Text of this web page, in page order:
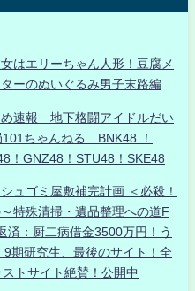
はエリーちゃん人形！豆腐メ
ーのぬいぐるみ男子末路編
速報 地下格闘アイドルだい
ちゃんねる BNK48 ！
！GNZ48！STU48！SKE48
ュゴミ屋敷補完計画 ＜必殺！
特殊清掃・遺品整理への道F
済：厨二病借金3500万円！う
期研究生、最後のサイト！全
トサイト絶賛！公開中